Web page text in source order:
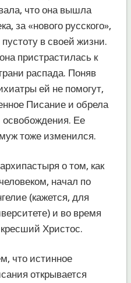
что она вышла
за «нового русского»,
в своей жизни.
пристрастилась к
распада. Поняв
ей не помогут,
Писание и обрела
освобождения. Ее
тоже изменился.
о том, как
начал по
(кажется, для
и во время
Христос.
что истинное
открывается